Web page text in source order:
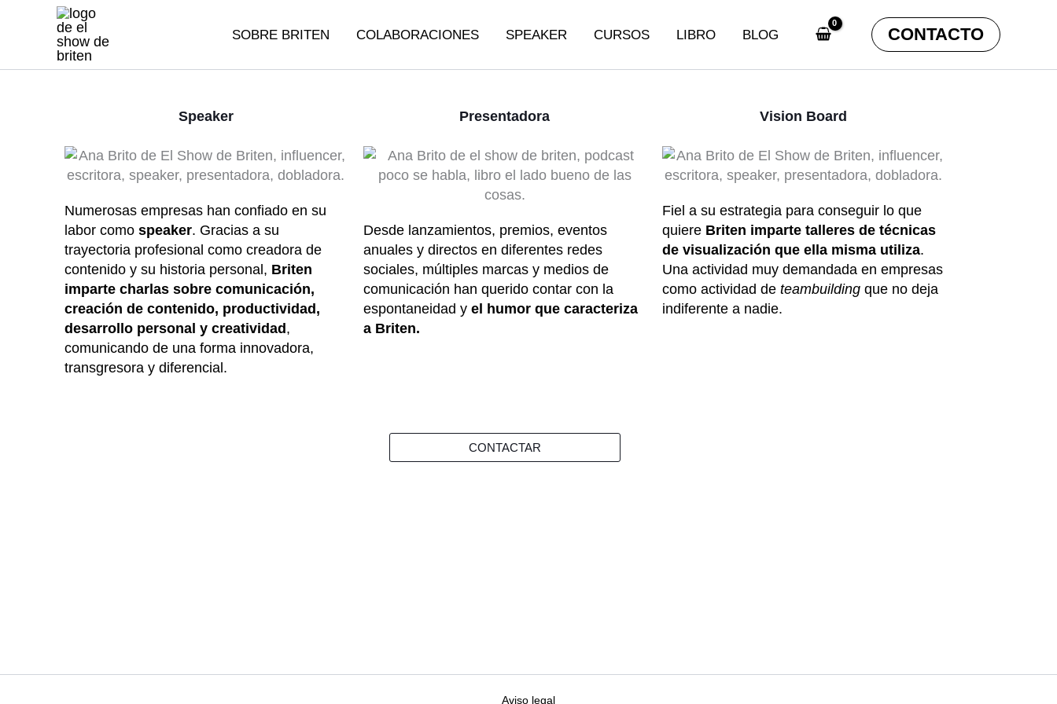
contenido
SOBRE BRITEN COLABORACIONES SPEAKER CURSOS LIBRO BLOG CONTACTO
Speaker
Numerosas empresas han confiado en su
labor como speaker. Gracias a su
trayectoria profesional como creadora de
contenido y su historia personal, Briten
imparte charlas sobre comunicación,
creación de contenido, productividad,
desarrollo personal y creatividad ,
comunicando de una forma innovadora,
transgresora y diferencial.
Presentadora
Desde lanzamientos, premios, eventos
anuales y directos en diferentes redes
sociales, múltiples marcas y medios de
comunicación han querido contar con la
espontaneidad yel humor que caracteriza
a Briten.
Vision Board
Fiel a su estrategia para conseguir lo que
quiere Briten imparte talleres de técnicas
de visualización que ella misma utiliza.
Una actividad muy demandada en empresas
como actividad de teambuildingque no deja
indiferente a nadie.
CONTACTAR
Aviso legal